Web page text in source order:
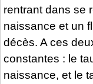
rentrant dans se
naissance et un
décès. A ces
constantes : le
naissance, et le